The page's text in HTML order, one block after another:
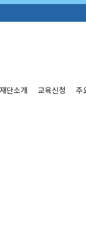
🎉 경상
재단소개 교육신청 주